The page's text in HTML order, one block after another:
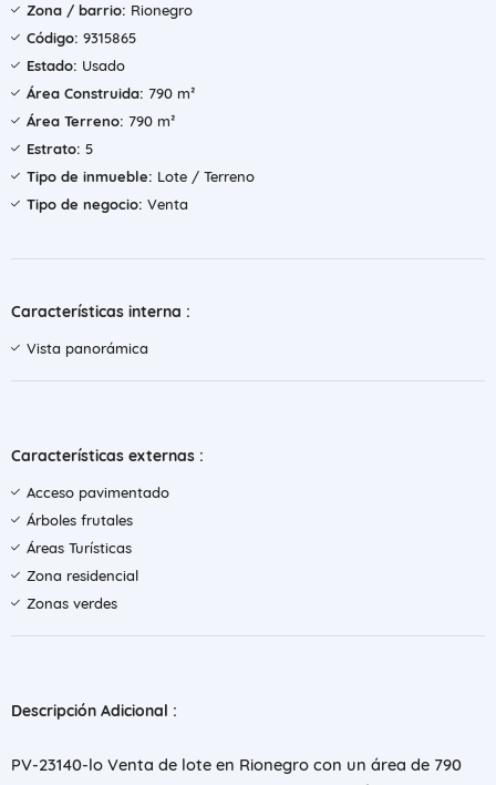
Zona / barrio: Rionegro
Código: 9315865
Estado: Usado
Área Construida: 790 m²
Área Terreno: 790 m²
Estrato: 5
Tipo de inmueble: Lote / Terreno
Tipo de negocio: Venta
Características interna :
Vista panorámica
Características externas :
Acceso pavimentado
Árboles frutales
Áreas Turísticas
Zona residencial
Zonas verdes
Descripción Adicional :
PV-23140-lo Venta de lote en Rionegro con un área de 790